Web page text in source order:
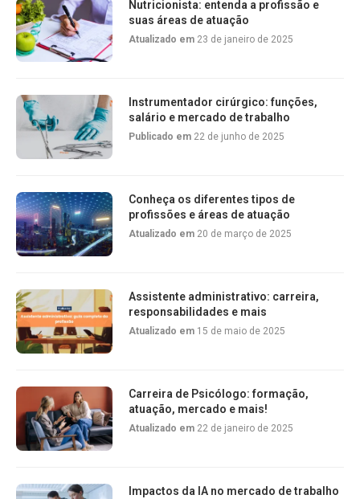
Nutricionista: entenda a profissão e
suas áreas de atuação
Atualizado em 23 de janeiro de 2025
Instrumentador cirúrgico: funções,
salário e mercado de trabalho
Publicado em 22 de junho de 2025
Conheça os diferentes tipos de
profissões e áreas de atuação
Atualizado em 20 de março de 2025
Assistente administrativo: carreira,
responsabilidades e mais
Atualizado em 15 de maio de 2025
Carreira de Psicólogo: formação,
atuação, mercado e mais!
Atualizado em 22 de janeiro de 2025
Impactos da IA no mercado de trabalho